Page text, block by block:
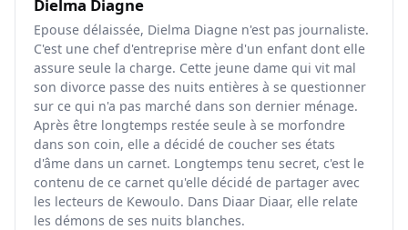
Dielma Diagne
Epouse délaissée, Dielma Diagne n'est pas journaliste.
C'est une chef d'entreprise mère d'un enfant dont elle
assure seule la charge. Cette jeune dame qui vit mal
son divorce passe des nuits entières à se questionner
sur ce qui n'a pas marché dans son dernier ménage.
Après être longtemps restée seule à se morfondre
dans son coin, elle a décidé de coucher ses états
d'âme dans un carnet. Longtemps tenu secret, c'est le
contenu de ce carnet qu'elle décidé de partager avec
les lecteurs de Kewoulo. Dans Diaar Diaar, elle relate
les démons de ses nuits blanches.